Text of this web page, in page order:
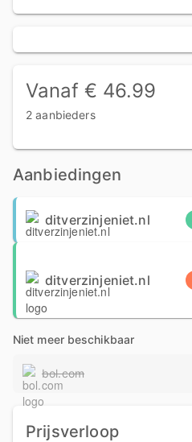
Vanaf € 46.99
2 aanbieders
Aanbiedingen
ditverzinjeniet.nl
ditverzinjeniet.nl
Niet meer beschikbaar
bol.com
Prijsverloop